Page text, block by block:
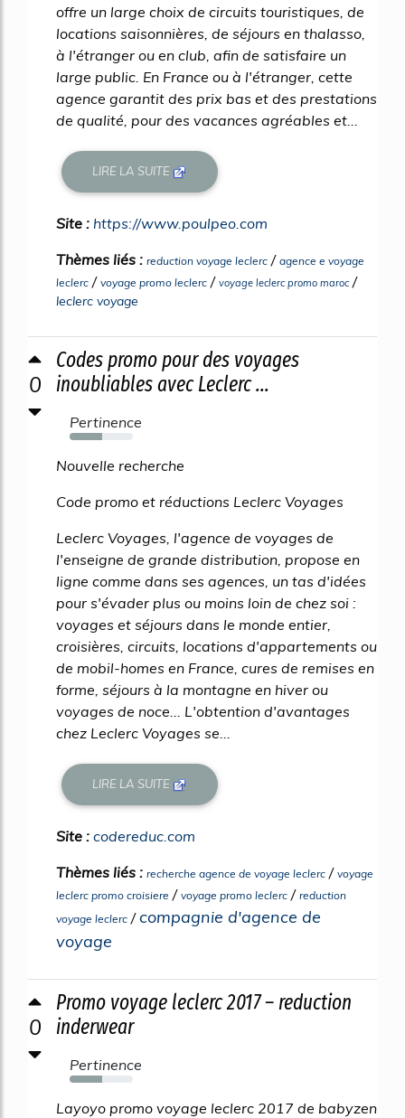
offre un large choix de circuits touristiques, de
locations saisonnières, de séjours en thalasso,
à l'étranger ou en club, afin de satisfaire un
large public. En France ou à l'étranger, cette
agence garantit des prix bas et des prestations
de qualité, pour des vacances agréables et...
LIRE LA SUITE
Site : https://www.poulpeo.com
Thèmes liés : reduction voyage leclerc / agence e voyage
leclerc / voyage promo leclerc / voyage leclerc promo maroc/
leclerc voyage
0
Codes promo pour des voyages
inoubliables avec Leclerc ...
Pertinence
51%
Nouvelle recherche
Code promo et réductions Leclerc Voyages
Leclerc Voyages, l'agence de voyages de
l'enseigne de grande distribution, propose en
ligne comme dans ses agences, un tas d'idées
pour s'évader plus ou moins loin de chez soi :
voyages et séjours dans le monde entier,
croisières, circuits, locations d'appartements ou
de mobil-homes en France, cures de remises en
forme, séjours à la montagne en hiver ou
voyages de noce... L'obtention d'avantages
chez Leclerc Voyages se...
LIRE LA SUITE
Site : codereduc.com
Thèmes liés : recherche agence de voyage leclerc / voyage
leclerc promo croisiere / voyage promo leclerc / reduction
voyage leclerc /compagnie d'agence de
voyage
0
Promo voyage leclerc 2017 – reduction
inderwear
Pertinence
51%
Layoyo promo voyage leclerc 2017 de babyzen